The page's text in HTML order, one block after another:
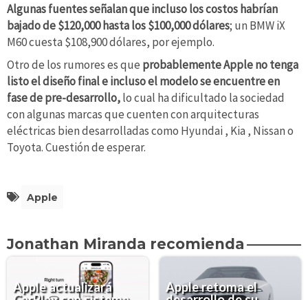
Algunas fuentes señalan que incluso los costos habrían
bajado de $120,000 hasta los $100,000 dólares; un BMW iX
M60 cuesta $108,900 dólares, por ejemplo.
Otro de los rumores es que probablemente Apple no tenga
listo el diseño final e incluso el modelo se encuentre en
fase de pre-desarrollo,lo cual ha dificultado la sociedad
con algunas marcas que cuenten con arquitecturas
eléctricas bien desarrolladas como Hyundai , Kia , Nissan o
Toyota. Cuestión de esperar.
Apple
Jonathan Miranda recomienda
Apple actualizará
Apple retoma el